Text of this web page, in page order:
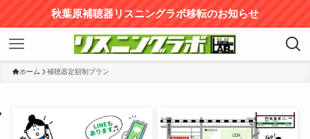
秋葉原補聴器リスニングラボ移転のお知らせ
ホーム 補聴器定額制プラン